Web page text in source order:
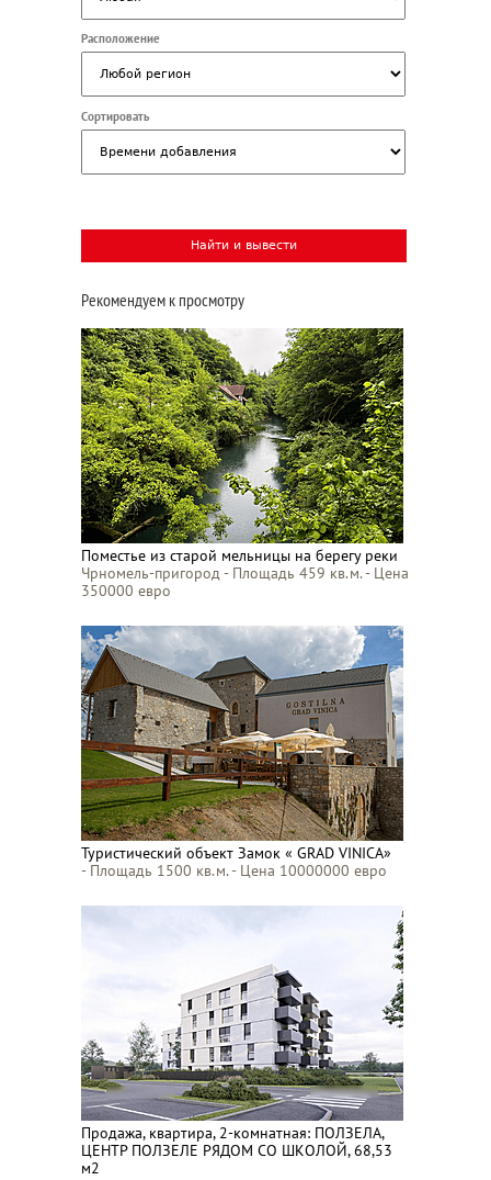
Расположение
Сортировать
Рекомендуем к просмотру
Поместье из старой мельницы на берегу реки
Чрномель-пригород - Площадь 459 кв.м. - Цена
350000 евро
Туристический объект Замок « GRAD VINICA»
- Площадь 1500 кв.м. - Цена 10000000 евро
Продажа, квартира, 2-комнатная: ПОЛЗЕЛА,
ЦЕНТР ПОЛЗЕЛЕ РЯДОМ СО ШКОЛОЙ, 68,53
м2